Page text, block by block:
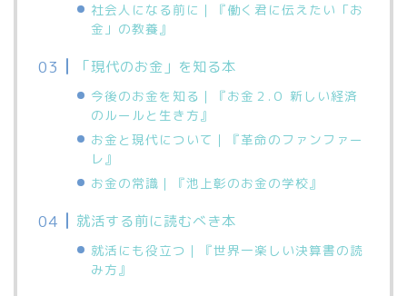
社会人になる前に｜『働く君に伝えたい「お
金」の教養』
「現代のお金」を知る本
今後のお金を知る｜『お金２.０ 新しい経済
のルールと生き方』
お金と現代について｜『革命のファンファー
レ』
お金の常識｜『池上彰のお金の学校』
就活する前に読むべき本
就活にも役立つ｜『世界一楽しい決算書の読
み方』